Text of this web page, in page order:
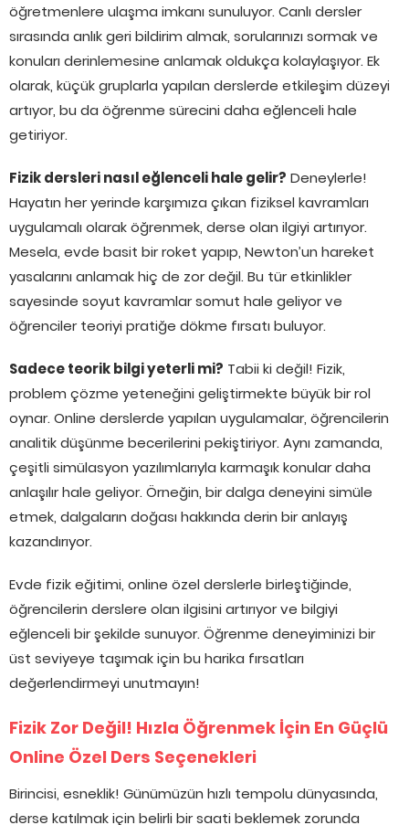
öğretmenlere ulaşma imkanı sunuluyor. Canlı dersler
sırasında anlık geri bildirim almak, sorularınızı sormak ve
konuları derinlemesine anlamak oldukça kolaylaşıyor. Ek
olarak, küçük gruplarla yapılan derslerde etkileşim düzeyi
artıyor, bu da öğrenme sürecini daha eğlenceli hale
getiriyor.
Fizik dersleri nasıl eğlenceli hale gelir? Deneylerle!
Hayatın her yerinde karşımıza çıkan fiziksel kavramları
uygulamalı olarak öğrenmek, derse olan ilgiyi artırıyor.
Mesela, evde basit bir roket yapıp, Newton’un hareket
yasalarını anlamak hiç de zor değil. Bu tür etkinlikler
sayesinde soyut kavramlar somut hale geliyor ve
öğrenciler teoriyi pratiğe dökme fırsatı buluyor.
Sadece teorik bilgi yeterli mi? Tabii ki değil! Fizik,
problem çözme yeteneğini geliştirmekte büyük bir rol
oynar. Online derslerde yapılan uygulamalar, öğrencilerin
analitik düşünme becerilerini pekiştiriyor. Aynı zamanda,
çeşitli simülasyon yazılımlarıyla karmaşık konular daha
anlaşılır hale geliyor. Örneğin, bir dalga deneyini simüle
etmek, dalgaların doğası hakkında derin bir anlayış
kazandırıyor.
Evde fizik eğitimi, online özel derslerle birleştiğinde,
öğrencilerin derslere olan ilgisini artırıyor ve bilgiyi
eğlenceli bir şekilde sunuyor. Öğrenme deneyiminizi bir
üst seviyeye taşımak için bu harika fırsatları
değerlendirmeyi unutmayın!
Fizik Zor Değil! Hızla Öğrenmek İçin En Güçlü
Online Özel Ders Seçenekleri
Birincisi, esneklik! Günümüzün hızlı tempolu dünyasında,
derse katılmak için belirli bir saati beklemek zorunda